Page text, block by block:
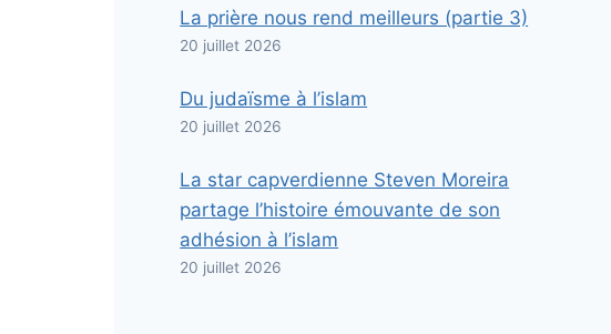
La prière nous rend meilleurs (partie 3)
20 juillet 2026
Du judaïsme à l’islam
20 juillet 2026
La star capverdienne Steven Moreira
partage l’histoire émouvante de son
adhésion à l’islam
20 juillet 2026